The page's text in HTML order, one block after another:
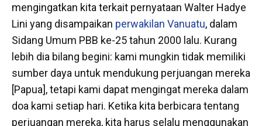
mengingatkan kita terkait pernyataan Walter Hadye
Lini yang disampaikan perwakilan Vanuatu, dalam
Sidang Umum PBB ke-25 tahun 2000 lalu. Kurang
lebih dia bilang begini: kami mungkin tidak memiliki
sumber daya untuk mendukung perjuangan mereka
[Papua], tetapi kami dapat mengingat mereka dalam
doa kami setiap hari. Ketika kita berbicara tentang
perjuangan mereka, kita harus selalu menggunakan